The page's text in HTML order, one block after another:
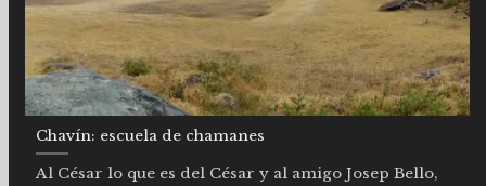
Chavín: escuela de chamanes
Al César lo que es del César y al amigo Josep Bello,